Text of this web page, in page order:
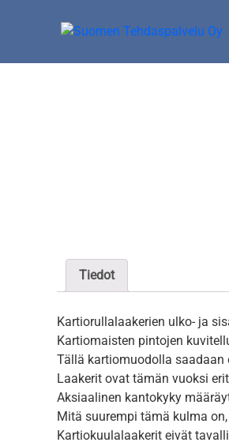
Tiedot
Kartiorullalaakerien ulko- ja
Kartiomaisten pintojen
Tällä kartiomuodolla
Laakerit ovat tämän vuoksi
Aksiaalinen kantokyky
Mitä suurempi tämä kulma
Kartiokuulalaakerit eivät